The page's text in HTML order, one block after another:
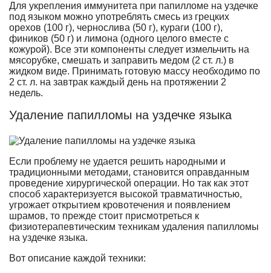
Для укрепления иммунитета при папилломе на уздечке
под языком можно употреблять смесь из грецких
орехов (100 г), чернослива (50 г), кураги (100 г),
фиников (50 г) и лимона (одного целого вместе с
кожурой). Все эти компоненты следует измельчить на
мясорубке, смешать и заправить медом (2 ст. л.) в
жидком виде. Принимать готовую массу необходимо по
2 ст. л. на завтрак каждый день на протяжении 2
недель.
Удаление папилломы на уздечке языка
Если проблему не удается решить народными и
традиционными методами, становится оправданным
проведение хирургической операции. Но так как этот
способ характеризуется высокой травматичностью,
угрожает открытием кровотечения и появлением
шрамов, то прежде стоит присмотреться к
физиотерапевтическим техникам удаления папилломы
на уздечке языка.
Вот описание каждой техники: